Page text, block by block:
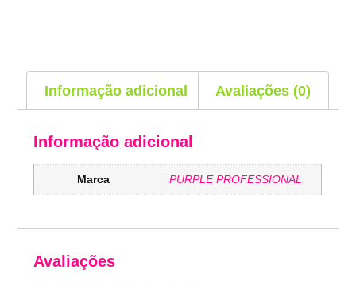
Informação adicional Avaliações (0)
Informação adicional
Marca PURPLE PROFESSIONAL
Avaliações